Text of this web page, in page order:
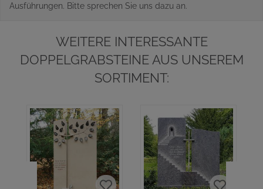
Ausführungen. Bitte sprechen Sie uns dazu an.
WEITERE INTERESSANTE
DOPPELGRABSTEINE AUS UNSEREM
SORTIMENT: